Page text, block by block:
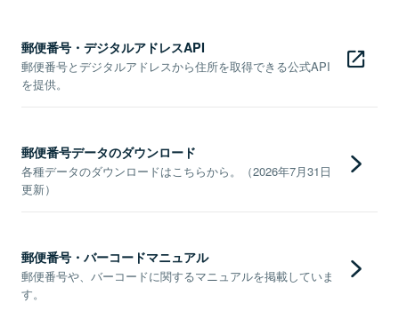
郵便番号・デジタルアドレスAPI
郵便番号とデジタルアドレスから住所を取得できる公式API
を提供。
郵便番号データのダウンロード
各種データのダウンロードはこちらから。（2026年7月31日
更新）
郵便番号・バーコードマニュアル
郵便番号や、バーコードに関するマニュアルを掲載していま
す。